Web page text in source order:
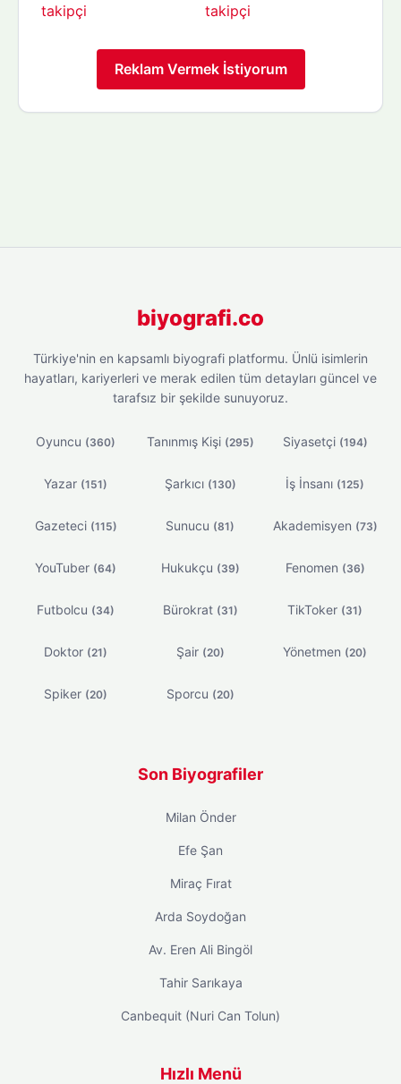
Reklam Vermek İstiyorum
biyografi.co
Türkiye'nin en kapsamlı biyografi platformu. Ünlü isimlerin
hayatları, kariyerleri ve merak edilen tüm detayları güncel ve
tarafsız bir şekilde sunuyoruz.
Oyuncu (360) Tanınmış Kişi (295) Siyasetçi (194)
Yazar (151) Şarkıcı (130) İş İnsanı (125)
Gazeteci (115) Sunucu (81) Akademisyen (73)
YouTuber (64) Hukukçu (39) Fenomen (36)
Futbolcu (34) Bürokrat (31) TikToker (31)
Doktor (21) Şair (20) Yönetmen (20)
Spiker (20) Sporcu (20)
Son Biyografiler
Milan Önder
Efe Şan
Miraç Fırat
Arda Soydoğan
Av. Eren Ali Bingöl
Tahir Sarıkaya
Canbequit (Nuri Can Tolun)
Hızlı Menü